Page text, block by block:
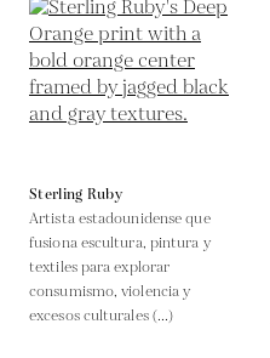
Sterling Ruby
Artista estadounidense que
fusiona escultura, pintura y
textiles para explorar
consumismo, violencia y
excesos culturales (...)